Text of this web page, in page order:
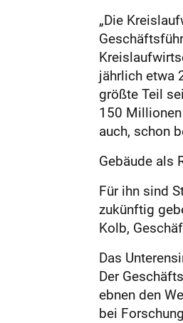
„Die
jährlich etwa
größte Teil
150
auch, schon
Gebäude als
Für ihn sind
zukünftig
Kolb,
Das
Der
ebnen den
bei